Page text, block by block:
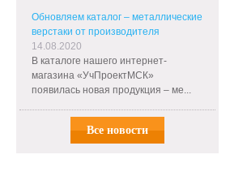
Обновляем каталог – металлические
верстаки от производителя
14.08.2020
В каталоге нашего интернет-
магазина «УчПроектМСК»
появилась новая продукция – ме...
Все новости